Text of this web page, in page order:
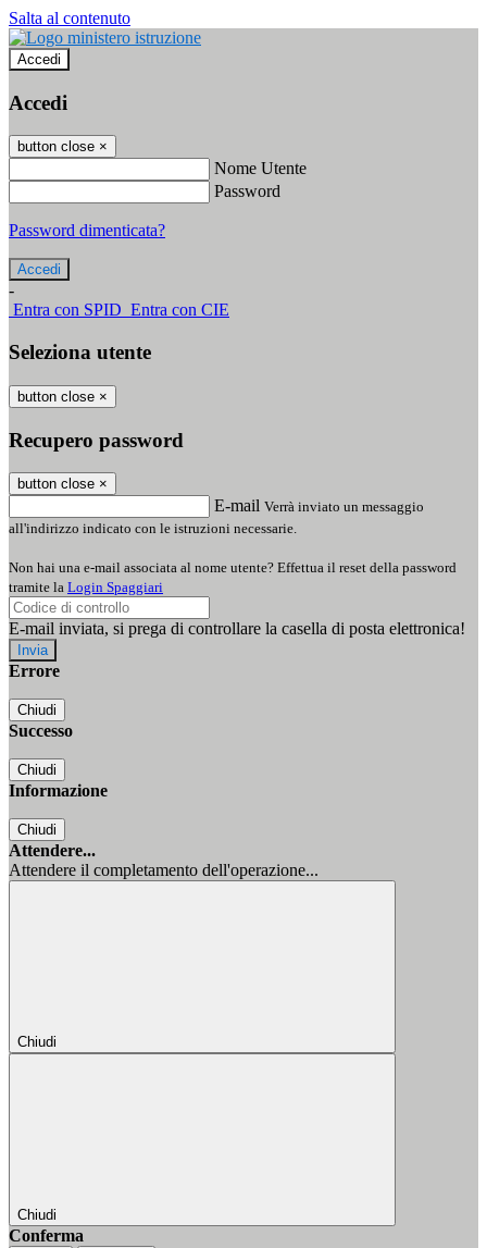
Salta al contenuto
Accedi
Accedi
button close ×
Nome Utente
Password
Password dimenticata?
-
Entra con SPID Entra con CIE
Seleziona utente
button close ×
Recupero password
button close ×
E-mail Verrà inviato un messaggio
all'indirizzo indicato con le istruzioni necessarie.
Non hai una e-mail associata al nome utente? Effettua il reset della password
tramite la Login Spaggiari
E-mail inviata, si prega di controllare la casella di posta elettronica!
Errore
Chiudi
Successo
Chiudi
Informazione
Chiudi
Attendere...
Attendere il completamento dell'operazione...
Chiudi
Chiudi
Conferma